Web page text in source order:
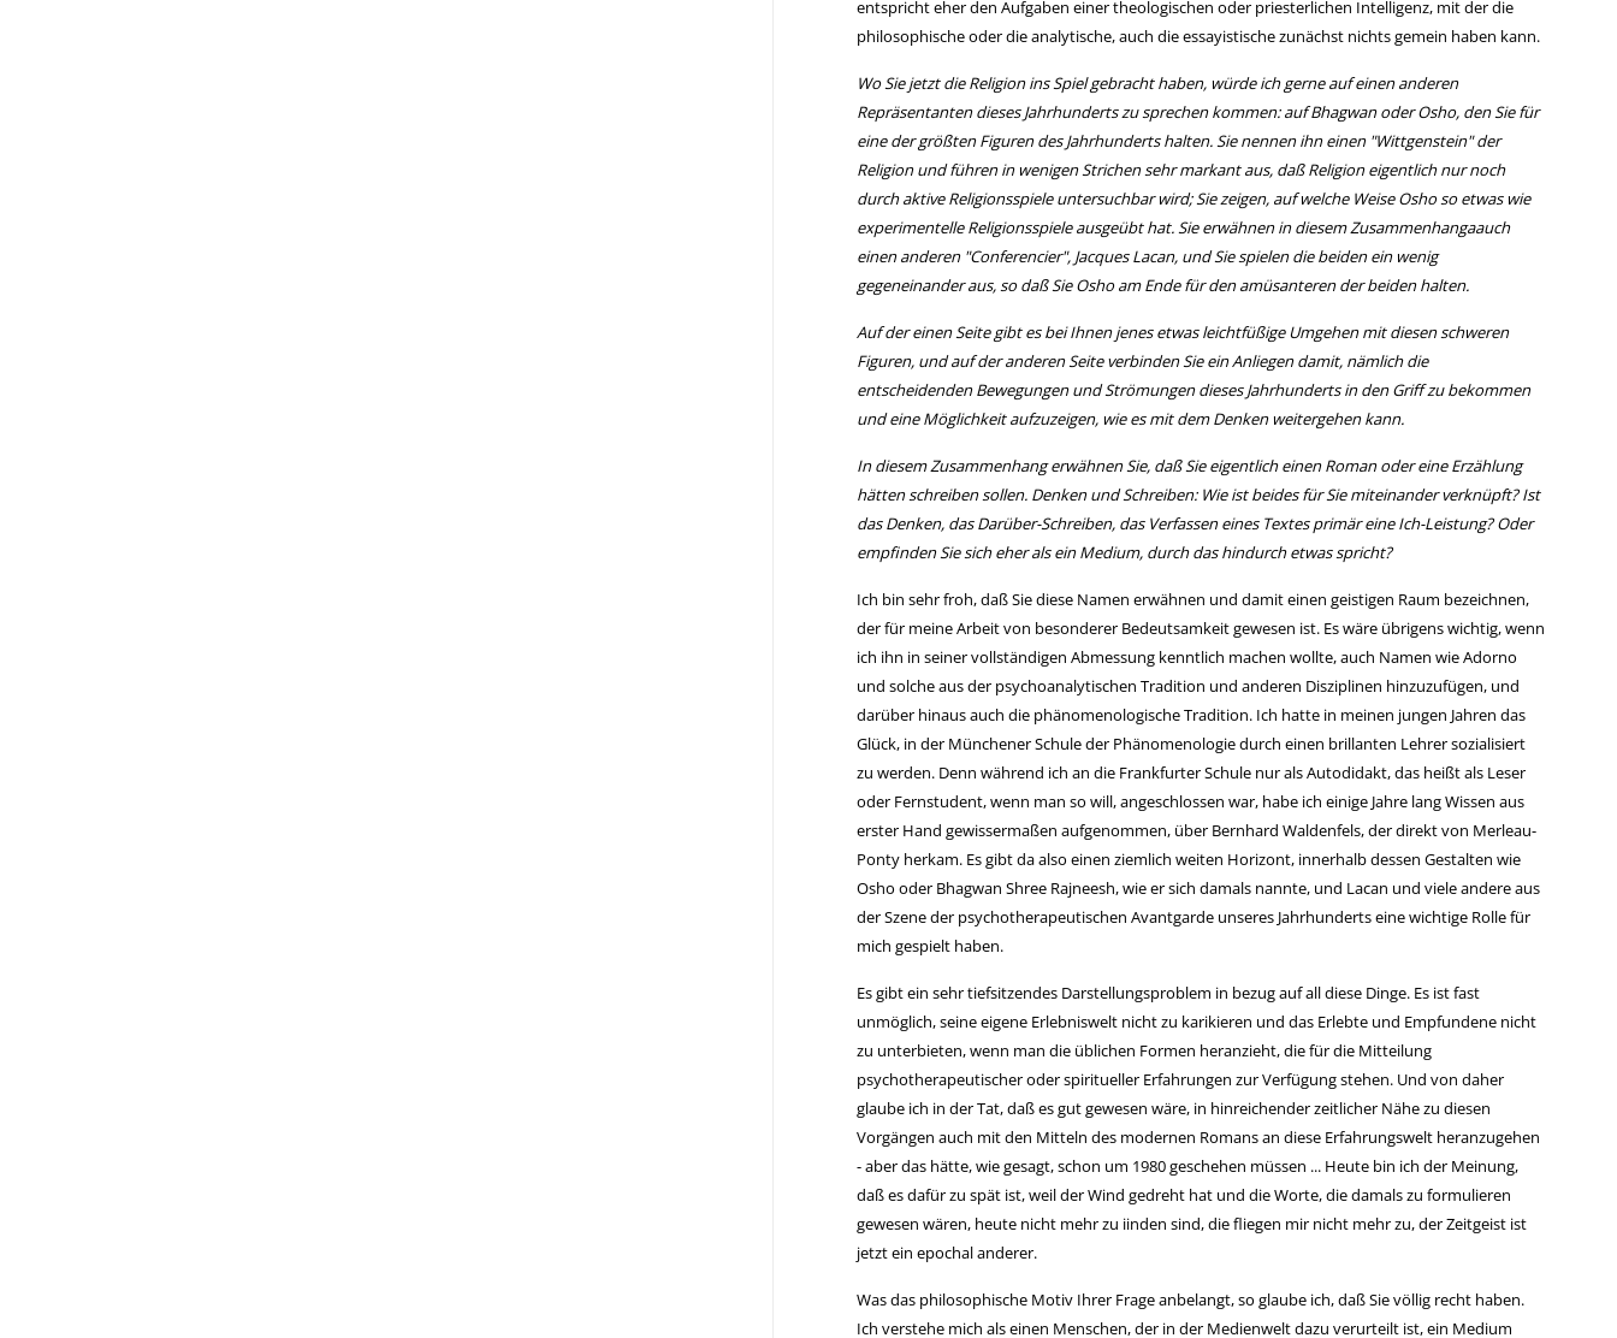
entspricht eher den Aufgaben einer theologischen oder priesterlichen Intelligenz, mit der die
philosophische oder die analytische, auch die essayistische zunächst nichts gemein haben kann.
Wo Sie jetzt die Religion ins Spiel gebracht haben, würde ich gerne auf einen anderen
Repräsentanten dieses Jahrhunderts zu sprechen kommen: auf Bhagwan oder Osho, den Sie für
eine der größten Figuren des Jahrhunderts halten. Sie nennen ihn einen "Wittgenstein" der
Religion und führen in wenigen Strichen sehr markant aus, daß Religion eigentlich nur noch
durch aktive Religionsspiele untersuchbar wird; Sie zeigen, auf welche Weise Osho so etwas wie
experimentelle Religionsspiele ausgeübt hat. Sie erwähnen in diesem Zusammenhangaauch
einen anderen "Conferencier", Jacques Lacan, und Sie spielen die beiden ein wenig
gegeneinander aus, so daß Sie Osho am Ende für den amüsanteren der beiden halten.
Auf der einen Seite gibt es bei Ihnen jenes etwas leichtfüßige Umgehen mit diesen schweren
Figuren, und auf der anderen Seite verbinden Sie ein Anliegen damit, nämlich die
entscheidenden Bewegungen und Strömungen dieses Jahrhunderts in den Griff zu bekommen
und eine Möglichkeit aufzuzeigen, wie es mit dem Denken weitergehen kann.
In diesem Zusammenhang erwähnen Sie, daß Sie eigentlich einen Roman oder eine Erzählung
hätten schreiben sollen. Denken und Schreiben: Wie ist beides für Sie miteinander verknüpft? Ist
das Denken, das Darüber-Schreiben, das Verfassen eines Textes primär eine Ich-Leistung? Oder
empfinden Sie sich eher als ein Medium, durch das hindurch etwas spricht?
Ich bin sehr froh, daß Sie diese Namen erwähnen und damit einen geistigen Raum bezeichnen,
der für meine Arbeit von besonderer Bedeutsamkeit gewesen ist. Es wäre übrigens wichtig, wenn
ich ihn in seiner vollständigen Abmessung kenntlich machen wollte, auch Namen wie Adorno
und solche aus der psychoanalytischen Tradition und anderen Disziplinen hinzuzufügen, und
darüber hinaus auch die phänomenologische Tradition. Ich hatte in meinen jungen Jahren das
Glück, in der Münchener Schule der Phänomenologie durch einen brillanten Lehrer sozialisiert
zu werden. Denn während ich an die Frankfurter Schule nur als Autodidakt, das heißt als Leser
oder Fernstudent, wenn man so will, angeschlossen war, habe ich einige Jahre lang Wissen aus
erster Hand gewissermaßen aufgenommen, über Bernhard Waldenfels, der direkt von Merleau-
Ponty herkam. Es gibt da also einen ziemlich weiten Horizont, innerhalb dessen Gestalten wie
Osho oder Bhagwan Shree Rajneesh, wie er sich damals nannte, und Lacan und viele andere aus
der Szene der psychotherapeutischen Avantgarde unseres Jahrhunderts eine wichtige Rolle für
mich gespielt haben.
Es gibt ein sehr tiefsitzendes Darstellungsproblem in bezug auf all diese Dinge. Es ist fast
unmöglich, seine eigene Erlebniswelt nicht zu karikieren und das Erlebte und Empfundene nicht
zu unterbieten, wenn man die üblichen Formen heranzieht, die für die Mitteilung
psychotherapeutischer oder spiritueller Erfahrungen zur Verfügung stehen. Und von daher
glaube ich in der Tat, daß es gut gewesen wäre, in hinreichender zeitlicher Nähe zu diesen
Vorgängen auch mit den Mitteln des modernen Romans an diese Erfahrungswelt heranzugehen
- aber das hätte, wie gesagt, schon um 1980 geschehen müssen ... Heute bin ich der Meinung,
daß es dafür zu spät ist, weil der Wind gedreht hat und die Worte, die damals zu formulieren
gewesen wären, heute nicht mehr zu iinden sind, die fliegen mir nicht mehr zu, der Zeitgeist ist
jetzt ein epochal anderer.
Was das philosophische Motiv Ihrer Frage anbelangt, so glaube ich, daß Sie völlig recht haben.
Ich verstehe mich als einen Menschen, der in der Medienwelt dazu verurteilt ist, ein Medium